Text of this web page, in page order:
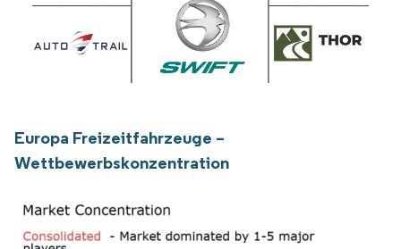
Europa Freizeitfahrzeuge –
Wettbewerbskonzentration